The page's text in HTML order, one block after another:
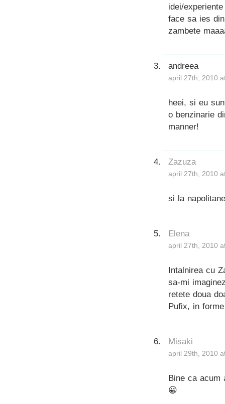
idei/
face sa ies
zambete
andreea
april 27th, 2010
heei, si eu
o benzinarie
manner!
Zazuza
april 27th, 2010
si la
Elena
april 27th, 2010
Intalnirea cu
sa-mi
retete doua
Pufix, in
Misaki
april 29th, 2010
Bine ca acum
😀